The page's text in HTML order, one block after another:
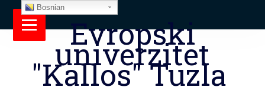
Evropski
univerzitet
"Kallos" Tuzla
Bosnian